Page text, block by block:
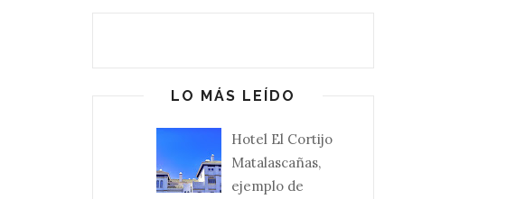
LO MÁS LEÍDO
Hotel El Cortijo
Matalascañas,
ejemplo de